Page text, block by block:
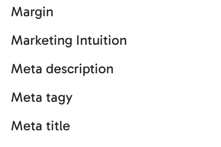
Margin
Marketing Intuition
Meta description
Meta tagy
Meta title